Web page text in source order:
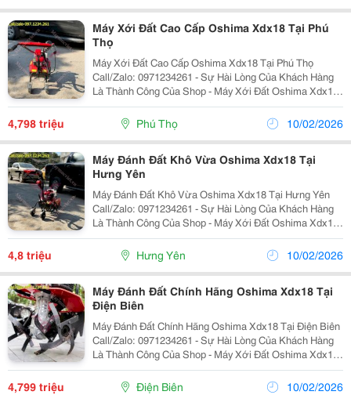
Máy Xới Đất Cao Cấp Oshima Xdx18 Tại Phú
Thọ
Máy Xới Đất Cao Cấp Oshima Xdx18 Tại Phú Thọ
Call/Zalo: 0971234261 - Sự Hài Lòng Của Khách Hàng
Là Thành Công Của Shop - Máy Xới Đất Oshima Xdx18
Được Sản Xuất Theo Công Nghệ Nhật Bản, Đáp Ứng
Nhu Cầu Làm Vườn, Xới Đất Trồng Rau, Trồng Hoa,...
4,798 triệu Phú Thọ 10/02/2026
Máy Đánh Đất Khô Vừa Oshima Xdx18 Tại
Hưng Yên
Máy Đánh Đất Khô Vừa Oshima Xdx18 Tại Hưng Yên
Call/Zalo: 0971234261 - Sự Hài Lòng Của Khách Hàng
Là Thành Công Của Shop - Máy Xới Đất Oshima Xdx18
Được Sản Xuất Theo Công Nghệ Nhật Bản, Đáp Ứng
Nhu Cầu Làm Vườn, Xới Đất Trồng Rau, Trồng Hoa,...
4,8 triệu Hưng Yên 10/02/2026
Máy Đánh Đất Chính Hãng Oshima Xdx18 Tại
Điện Biên
Máy Đánh Đất Chính Hãng Oshima Xdx18 Tại Điện Biên
Call/Zalo: 0971234261 - Sự Hài Lòng Của Khách Hàng
Là Thành Công Của Shop - Máy Xới Đất Oshima Xdx18
Được Sản Xuất Theo Công Nghệ Nhật Bản, Đáp Ứng
Nhu Cầu Làm Vườn, Xới Đất Trồng Rau, Trồng...
4,799 triệu Điện Biên 10/02/2026